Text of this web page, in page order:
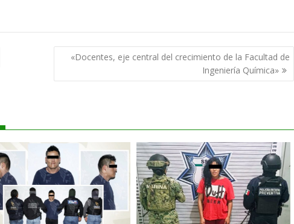
«Docentes, eje central del crecimiento de la Facultad de
Ingeniería Química»